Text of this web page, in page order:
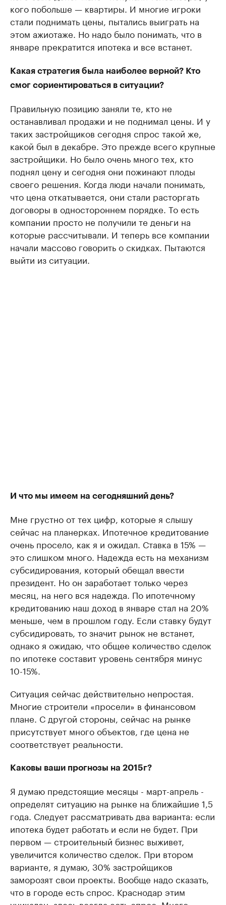
кого побольше — квартиры. И многие игроки
стали поднимать цены, пытались выиграть на
этом ажиотаже. Но надо было понимать, что в
январе прекратится ипотека и все встанет.
Какая стратегия была наиболее верной? Кто
смог сориентироваться в ситуации?
Правильную позицию заняли те, кто не
останавливал продажи и не поднимал цены. И у
таких застройщиков сегодня спрос такой же,
какой был в декабре. Это прежде всего крупные
застройщики. Но было очень много тех, кто
поднял цену и сегодня они пожинают плоды
своего решения. Когда люди начали понимать,
что цена откатывается, они стали расторгать
договоры в одностороннем порядке. То есть
компании просто не получили те деньги на
которые рассчитывали. И теперь все компании
начали массово говорить о скидках. Пытаются
выйти из ситуации.
И что мы имеем на сегодняшний день?
Мне грустно от тех цифр, которые я слышу
сейчас на планерках. Ипотечное кредитование
очень просело, как я и ожидал. Ставка в 15% —
это слишком много. Надежда есть на механизм
субсидирования, который обещал ввести
президент. Но он заработает только через
месяц, на него вся надежда. По ипотечному
кредитованию наш доход в январе стал на 20%
меньше, чем в прошлом году. Если ставку будут
субсидировать, то значит рынок не встанет,
однако я ожидаю, что общее количество сделок
по ипотеке составит уровень сентября минус
10-15%.
Ситуация сейчас действительно непростая.
Многие строители «просели» в финансовом
плане. С другой стороны, сейчас на рынке
присутствует много объектов, где цена не
соответствует реальности.
Каковы ваши прогнозы на 2015г?
Я думаю предстоящие месяцы - март-апрель -
определят ситуацию на рынке на ближайшие 1,5
года. Следует рассматривать два варианта: если
ипотека будет работать и если не будет. При
первом — строительный бизнес выживет,
увеличится количество сделок. При втором
варианте, я думаю, 30% застройщиков
заморозят свои проекты. Вообще надо сказать,
что в городе есть спрос. Краснодар этим